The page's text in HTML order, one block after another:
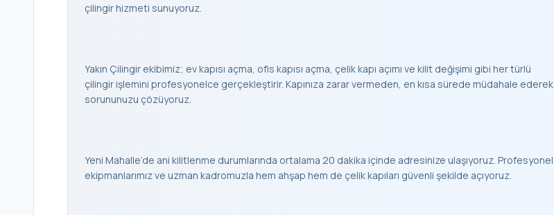
çilingir hizmeti sunuyoruz.
Yakın Çilingir ekibimiz; ev kapısı açma, ofis kapısı açma, çelik kapı açımı ve kilit değişimi gibi her türlü
çilingir işlemini profesyonelce gerçekleştirir. Kapınıza zarar vermeden, en kısa sürede müdahale ederek
sorununuzu çözüyoruz.
Yeni Mahalle’de ani kilitlenme durumlarında ortalama 20 dakika içinde adresinize ulaşıyoruz. Profesyonel
ekipmanlarımız ve uzman kadromuzla hem ahşap hem de çelik kapıları güvenli şekilde açıyoruz.